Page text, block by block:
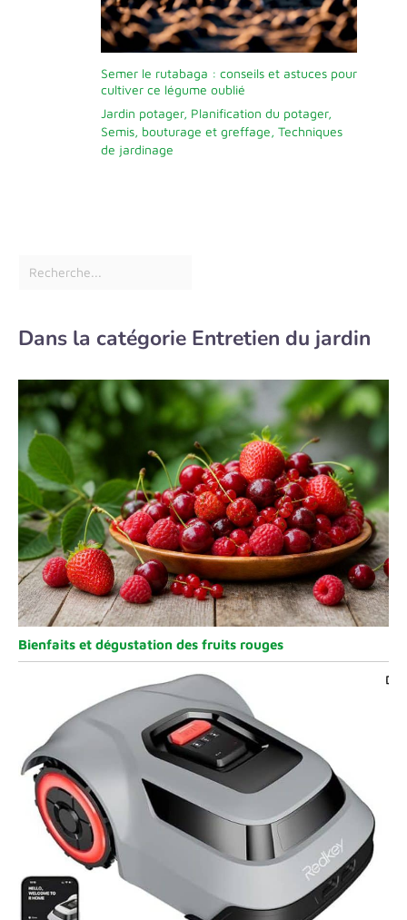
Semer le rutabaga : conseils et astuces pour
cultiver ce légume oublié
Jardin potager, Planification du potager,
Semis, bouturage et greffage, Techniques
de jardinage
Dans la catégorie Entretien du jardin
Bienfaits et dégustation des fruits rouges